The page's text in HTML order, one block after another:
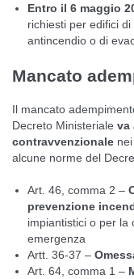
Entro il 6 maggio
richiesti per edifici
antincendio o di
Mancato
Il mancato
Decreto Ministeriale va
contravvenzionale
alcune norme del
Art. 46, comma 2 –
prevenzione
impiantistici o per la
emergenza
Artt. 36-37 –
Art. 64, comma 1 –